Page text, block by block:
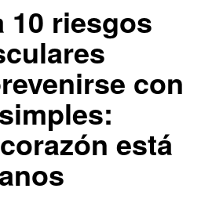
10 riesgos
con
está